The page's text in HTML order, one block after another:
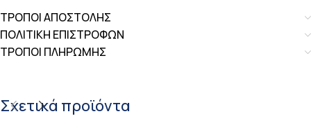
ΤΡΟΠΟΙ ΑΠΟΣΤΟΛΗΣ
ΠΟΛΙΤΙΚΗ ΕΠΙΣΤΡΟΦΩΝ
ΤΡΟΠΟΙ ΠΛΗΡΩΜΗΣ
Σχετικά προϊόντα